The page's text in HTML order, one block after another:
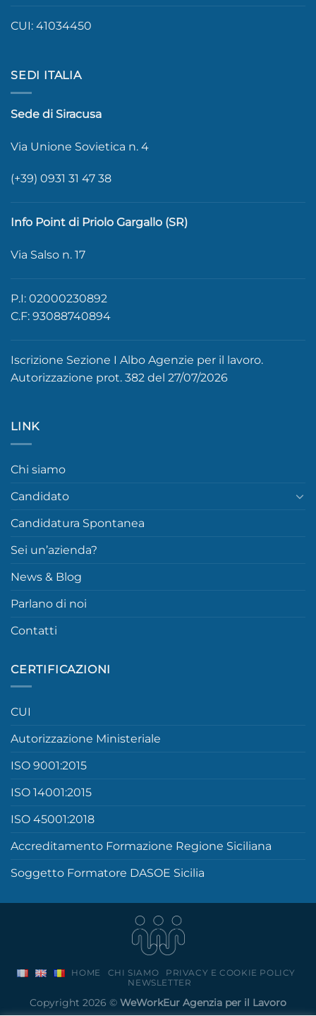
CUI: 41034450
SEDI ITALIA
Sede di Siracusa
Via Unione Sovietica n. 4
(+39) 0931 31 47 38
Info Point di Priolo Gargallo (SR)
Via Salso n. 17
P.I: 02000230892
C.F: 93088740894
Iscrizione Sezione I Albo Agenzie per il lavoro.
Autorizzazione prot. 382 del 27/07/2026
LINK
Chi siamo
Candidato
Candidatura Spontanea
Sei un’azienda?
News & Blog
Parlano di noi
Contatti
CERTIFICAZIONI
CUI
Autorizzazione Ministeriale
ISO 9001:2015
ISO 14001:2015
ISO 45001:2018
Accreditamento Formazione Regione Siciliana
Soggetto Formatore DASOE Sicilia
HOME CHI SIAMO
PRIVACY E COOKIE POLICY
NEWSLETTER
Copyright 2026 © WeWorkEur Agenzia per il Lavoro